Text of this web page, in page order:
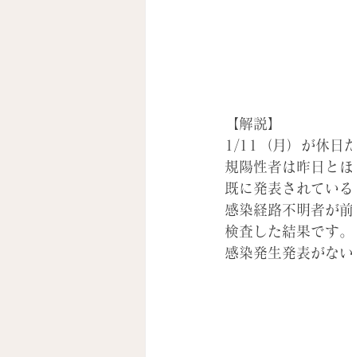
【解説】
1/11（月）が休日
規陽性者は昨日と
既に発表されてい
感染経路不明者が
検査した結果です
感染発生発表がな